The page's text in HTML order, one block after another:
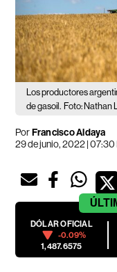
Los productores
de gasoil. Foto: Nathan
PorFrancisco Aldaya
29 de junio, 2022 | 07:30
DÓLAR OFICIAL
-0.09%
1,487.6575